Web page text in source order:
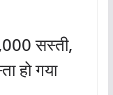
सस्ती,
हो गया